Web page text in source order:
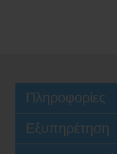
Πληροφορίες
Εξυπηρέτηση